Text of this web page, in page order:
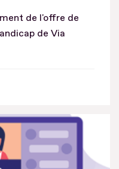
de l'offre de
de Via